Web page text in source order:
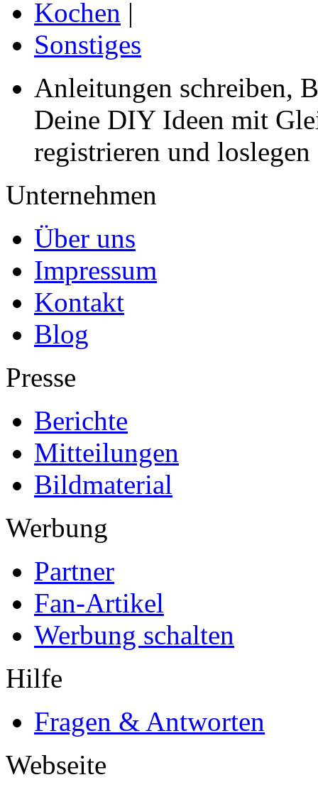
Kochen |
Sonstiges
Anleitungen schreiben,
Deine DIY Ideen mit
registrieren und loslegen
Unternehmen
Über uns
Impressum
Kontakt
Blog
Presse
Berichte
Mitteilungen
Bildmaterial
Werbung
Partner
Fan-Artikel
Werbung schalten
Hilfe
Fragen & Antworten
Webseite